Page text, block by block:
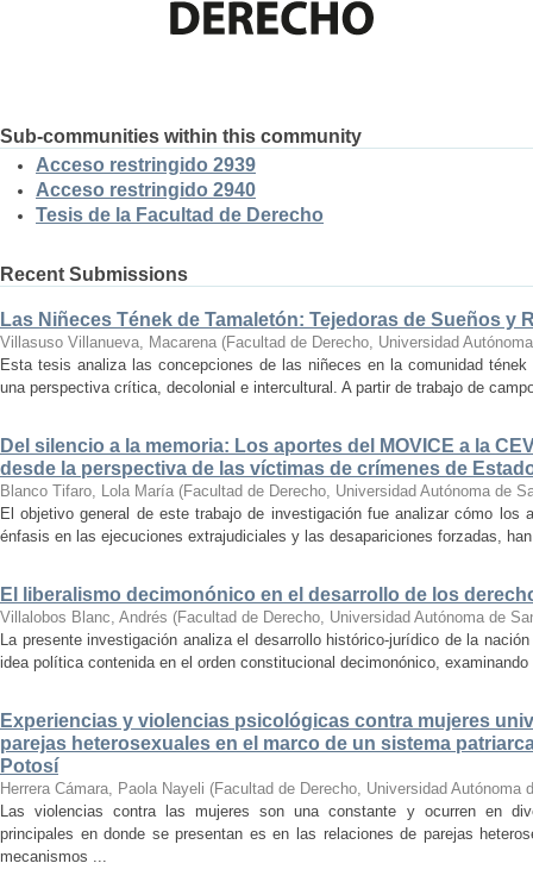
Sub-communities within this community
Acceso restringido 2939
Acceso restringido 2940
Tesis de la Facultad de Derecho
Recent Submissions
Las Niñeces Tének de Tamaletón: Tejedoras de Sueños y
Villasuso Villanueva, Macarena (Facultad de Derecho, Universidad
Esta tesis analiza las concepciones de las niñeces en la comunidad
una perspectiva crítica, decolonial e intercultural. A partir de trabajo de
Del silencio a la memoria: Los aportes del MOVICE a la
desde la perspectiva de las víctimas de crímenes de
Blanco Tifaro, Lola María (Facultad de Derecho, Universidad Autónoma de
El objetivo general de este trabajo de investigación fue analizar cómo los
énfasis en las ejecuciones extrajudiciales y las desapariciones forzadas,
El liberalismo decimonónico en el desarrollo de los
Villalobos Blanc, Andrés (Facultad de Derecho, Universidad Autónoma de
La presente investigación analiza el desarrollo histórico-jurídico de la
idea política contenida en el orden constitucional decimonónico,
Experiencias y violencias psicológicas contra mujeres
parejas heterosexuales en el marco de un sistema
Potosí
Herrera Cámara, Paola Nayeli (Facultad de Derecho, Universidad Autónoma
Las violencias contra las mujeres son una constante y ocurren en
principales en donde se presentan es en las relaciones de parejas
mecanismos ...